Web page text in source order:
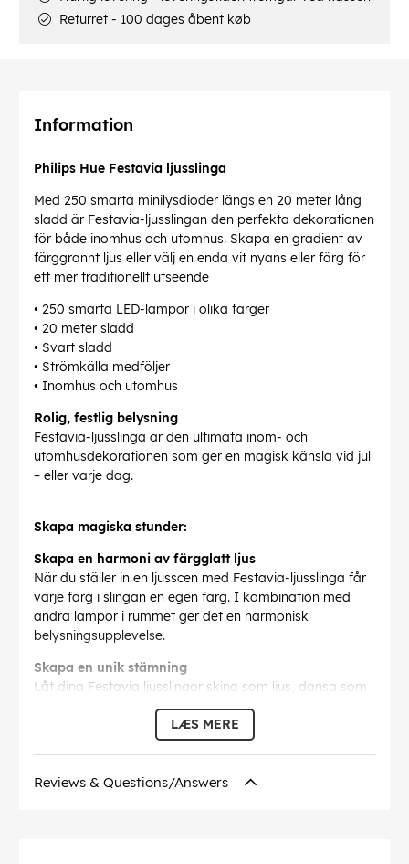
Returret - 100 dages åbent køb
Information
Philips Hue Festavia ljusslinga
Med 250 smarta minilysdioder längs en 20 meter lång
sladd är Festavia-ljusslingan den perfekta dekorationen
för både inomhus och utomhus. Skapa en gradient av
färggrannt ljus eller välj en enda vit nyans eller färg för
ett mer traditionellt utseende
• 250 smarta LED-lampor i olika färger
• 20 meter sladd
• Svart sladd
• Strömkälla medföljer
• Inomhus och utomhus
Rolig, festlig belysning
Festavia-ljusslinga är den ultimata inom- och
utomhusdekorationen som ger en magisk känsla vid jul
– eller varje dag.
Skapa magiska stunder:
Skapa en harmoni av färgglatt ljus
När du ställer in en ljusscen med Festavia-ljusslinga får
varje färg i slingan en egen färg. I kombination med
andra lampor i rummet ger det en harmonisk
belysningsupplevelse.
Skapa en unik stämning
Låt dina Festavia ljusslingor skina som ljus, dansa som
eld eller glittra med effekter. Du kan även göra alla
scener dynamiska, skapa en rörlig, vacker och färgglad
Synkronisera ljusslingor till musik
LÆS MERE
Reviews & Questions/Answers